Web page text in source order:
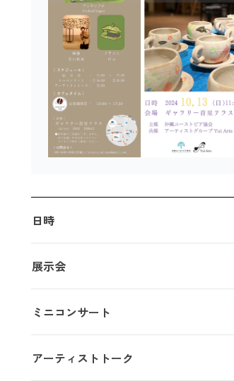
日時
展示会
ミニコンサート
アーティストトーク